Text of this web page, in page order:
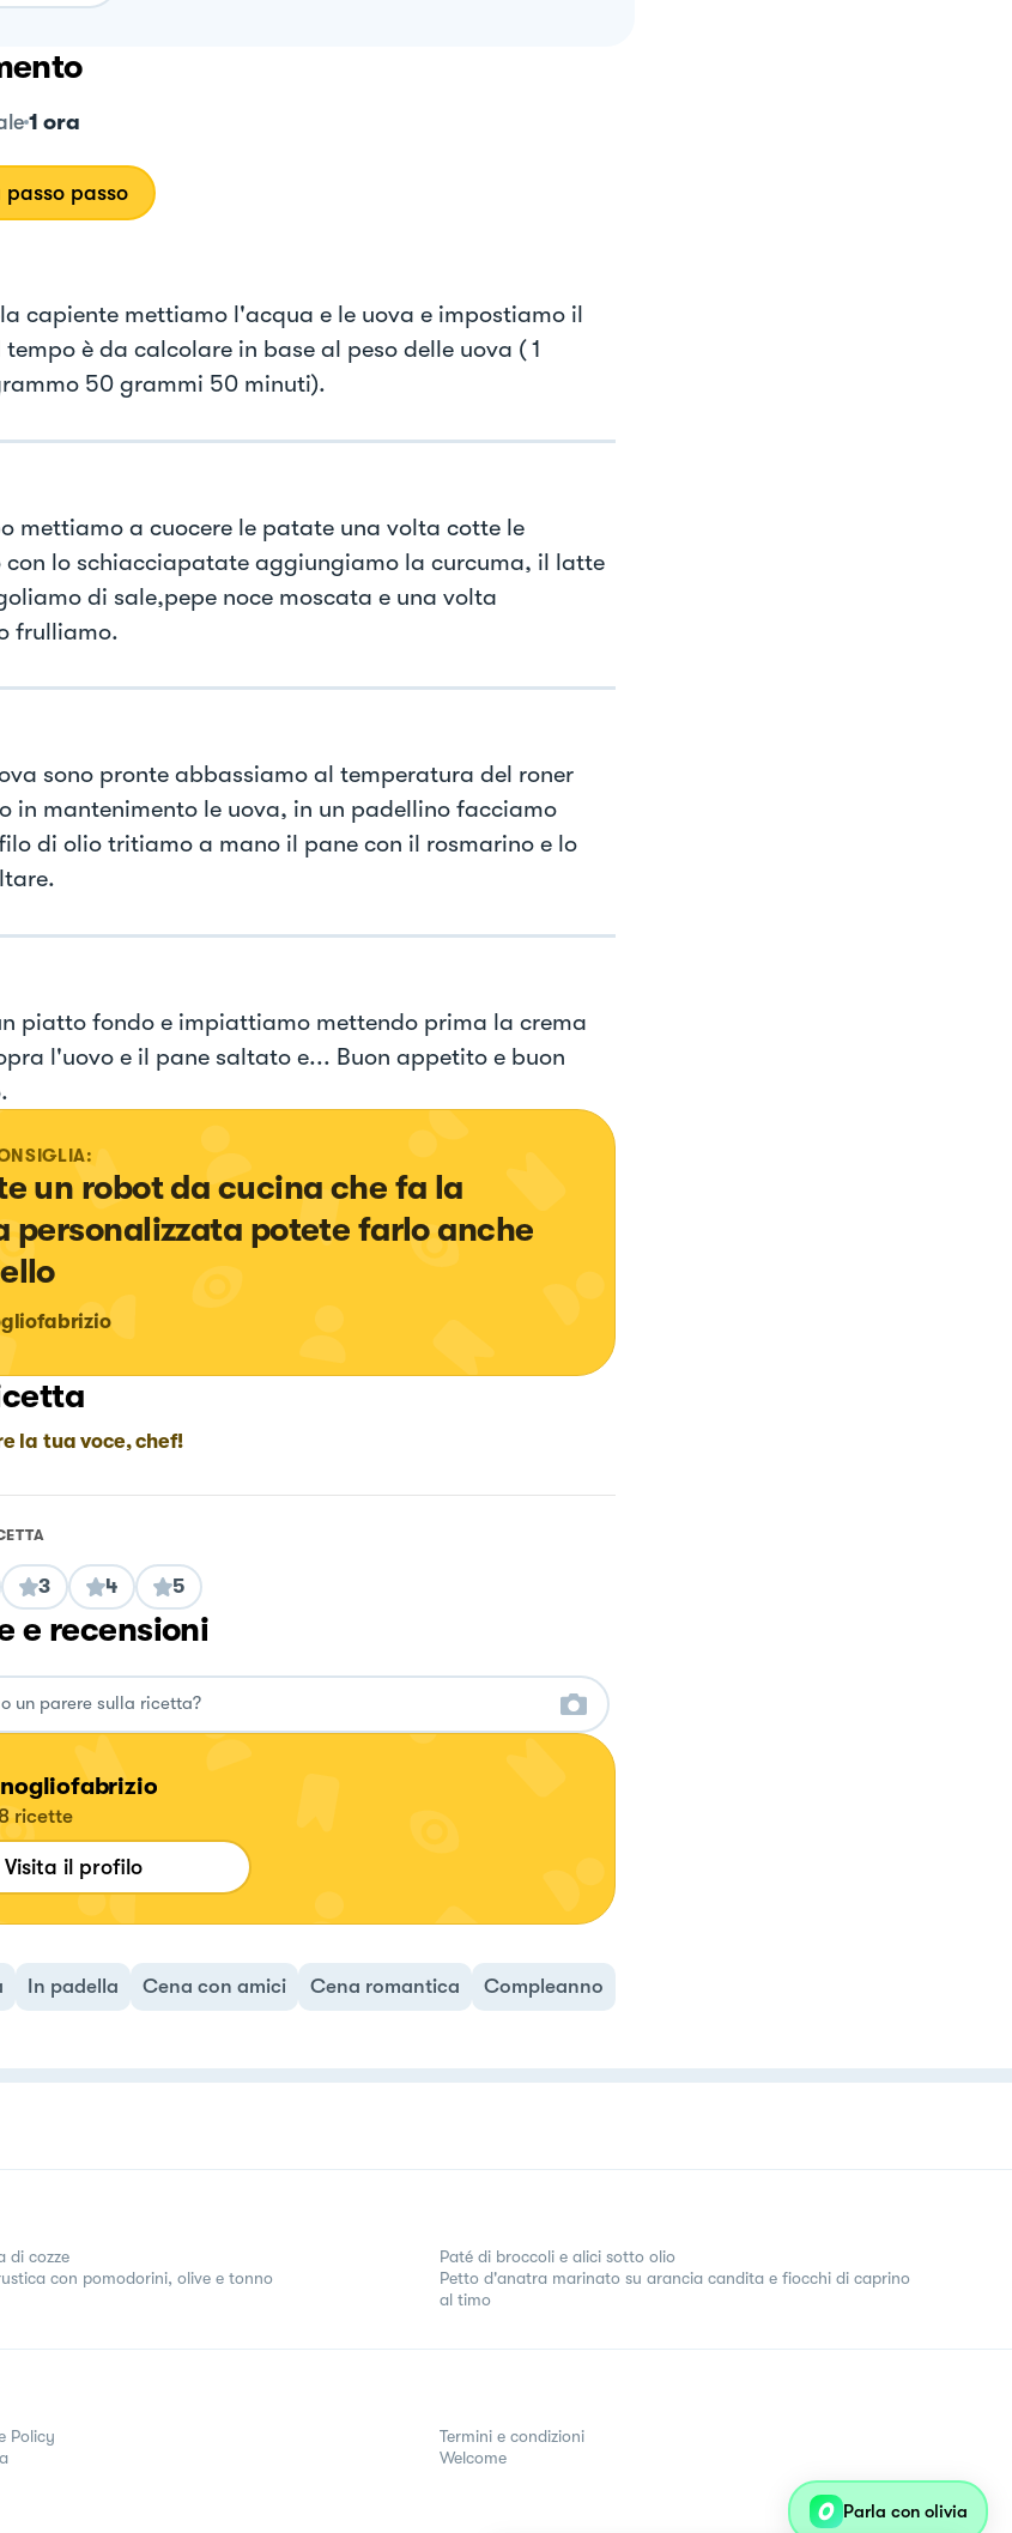
1 ora
passo
capiente mettiamo l'acqua e le uova e impostiamo il
tempo è da calcolare in base al peso delle uova ( 1
50 grammi 50 minuti).
mettiamo a cuocere le patate una volta cotte le
con lo schiacciapatate aggiungiamo la curcuma, il latte
di sale,pepe noce moscata e una volta
frulliamo.
sono pronte abbassiamo al temperatura del roner
in mantenimento le uova, in un padellino facciamo
di olio tritiamo a mano il pane con il rosmarino e lo
piatto fondo e impiattiamo mettendo prima la crema
l'uovo e il pane saltato e... Buon appetito e buon
un robot da cucina che fa la
personalizzata potete farlo anche
la tua voce, chef!
3 4 5
e recensioni
8 ricette
Visita il profilo
In padella Cena con amici Cena romantica Compleanno
di cozze
con pomodorini, olive e tonno
Paté di broccoli e alici sotto olio
Petto d'anatra marinato su arancia candita e fiocchi di caprino
al timo
Policy
Termini e condizioni
Welcome
Parla con olivia